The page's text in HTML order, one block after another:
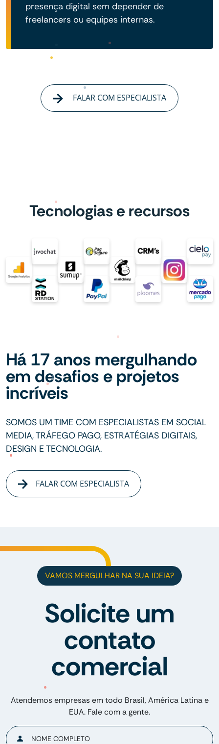
presença digital sem depender de
freelancers ou equipes internas.
FALAR COM ESPECIALISTA
Tecnologias e recursos
Há 17 anos mergulhando
em desafios e projetos
incríveis
SOMOS UM TIME COM ESPECIALISTAS EM SOCIAL
MEDIA, TRÁFEGO PAGO, ESTRATÉGIAS DIGITAIS,
DESIGN E TECNOLOGIA.
FALAR COM ESPECIALISTA
VAMOS MERGULHAR NA SUA IDEIA?
Solicite um
contato
comercial
Atendemos empresas em todo Brasil, América Latina e
EUA. Fale com a gente.
NOME COMPLETO